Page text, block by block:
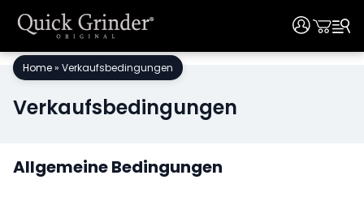
Skip
content
User User
Home» Verkaufsbedingungen
Verkaufsbedingungen
Allgemeine Bedingungen